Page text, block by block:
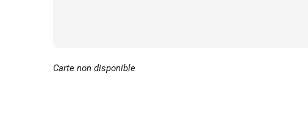
Carte non disponible